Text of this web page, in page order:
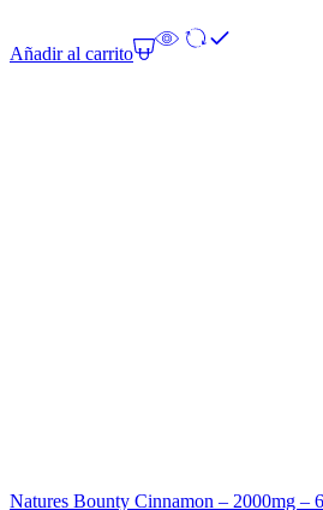
Añadir al carrito
Natures Bounty Cinnamon – 2000mg –